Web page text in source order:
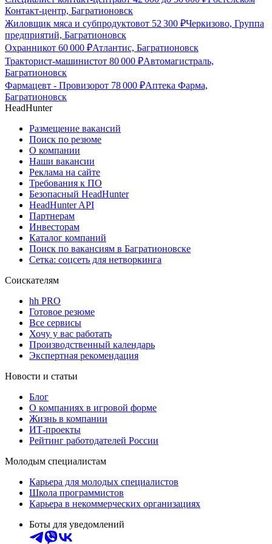
Контакт-центр, Багратионовск
Жиловщик мяса и субпродуктовот 52 300 ₽Черкизово, Группа
предприятий, Багратионовск
Охранникот 60 000 ₽Атлантис, Багратионовск
Тракторист-машинистот 80 000 ₽Автомагистраль,
Багратионовск
Фармацевт - Провизорот 78 000 ₽Аптека Фарма,
Багратионовск
HeadHunter
Размещение вакансий
Поиск по резюме
О компании
Наши вакансии
Реклама на сайте
Требования к ПО
Безопасный HeadHunter
HeadHunter API
Партнерам
Инвесторам
Каталог компаний
Поиск по вакансиям в Багратионовске
Сетка: соцсеть для нетворкинга
Соискателям
hh PRO
Готовое резюме
Все сервисы
Хочу у вас работать
Производственный календарь
Экспертная рекомендация
Новости и статьи
Блог
О компаниях в игровой форме
Жизнь в компании
ИТ-проекты
Рейтинг работодателей России
Молодым специалистам
Карьера для молодых специалистов
Школа программистов
Карьера в некоммерческих организациях
Боты для уведомлений